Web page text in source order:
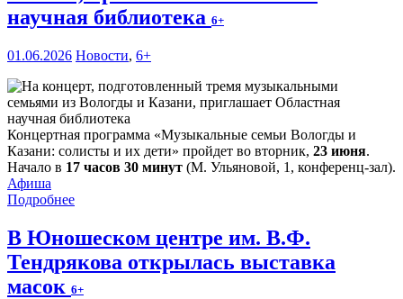
научная библиотека 6+
01.06.2026 Новости, 6+
Концертная программа «Музыкальные семьи Вологды и
Казани: солисты и их дети» пройдет во вторник, 23 июня.
Начало в 17 часов 30 минут (М. Ульяновой, 1, конференц-зал).
Афиша
Подробнее
В Юношеском центре им. В.Ф.
Тендрякова открылась выставка
масок 6+